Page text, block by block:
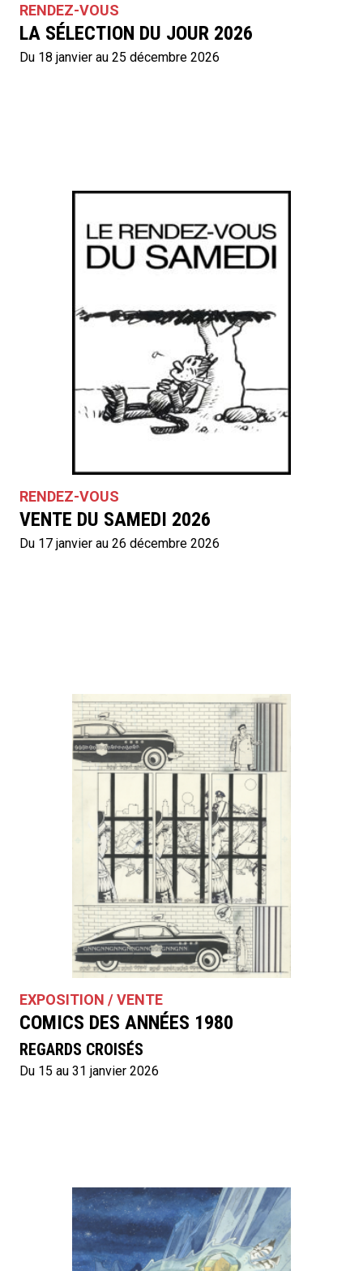
RENDEZ-VOUS
LA SÉLECTION DU JOUR 2026
Du 18 janvier au 25 décembre 2026
RENDEZ-VOUS
VENTE DU SAMEDI 2026
Du 17 janvier au 26 décembre 2026
EXPOSITION / VENTE
COMICS DES ANNÉES 1980
REGARDS CROISÉS
Du 15 au 31 janvier 2026